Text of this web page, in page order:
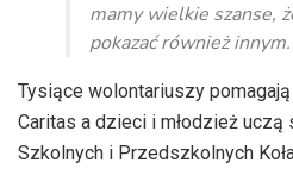
mamy wielkie szanse,
pokazać również innym.
Tysiące wolontariuszy
Caritas a dzieci i młodzież
Szkolnych i Przedszkolnych